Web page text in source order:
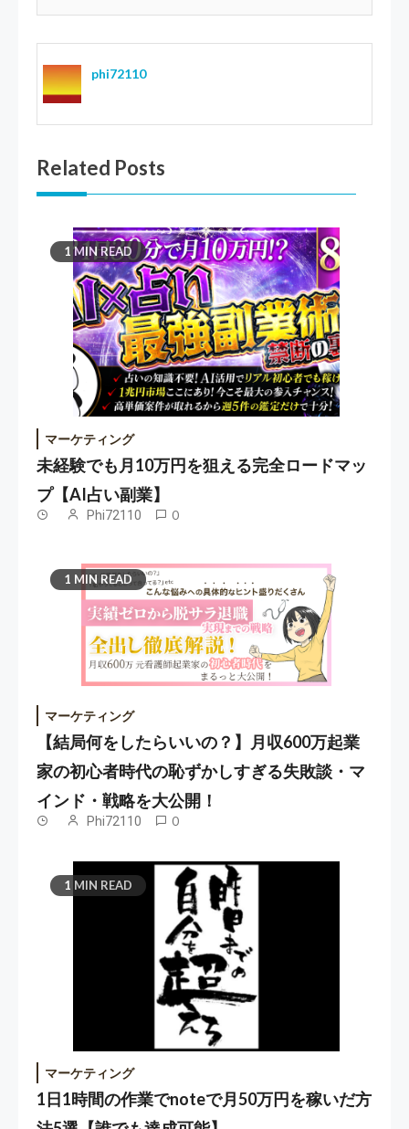
phi72110
Related Posts
1 MIN READ
マーケティング
未経験でも月10万円を狙える完全ロードマッ
プ【AI占い副業】
Phi72110 0
1 MIN READ
マーケティング
【結局何をしたらいいの？】月収600万起業
家の初心者時代の恥ずかしすぎる失敗談・マ
インド・戦略を大公開！
Phi72110 0
1 MIN READ
マーケティング
1日1時間の作業でnoteで月50万円を稼いだ方